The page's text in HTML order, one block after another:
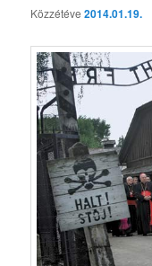
Közzétéve2014.01.19.